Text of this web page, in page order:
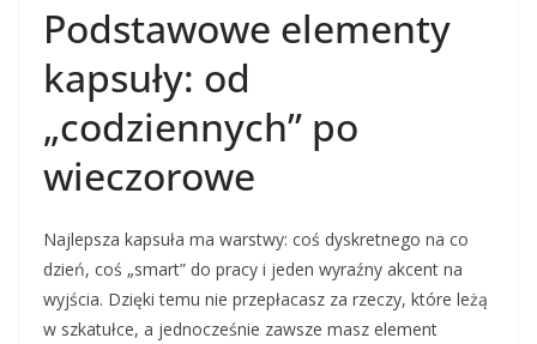
Podstawowe elementy
kapsuły: od
„codziennych” po
wieczorowe
Najlepsza kapsuła ma warstwy: coś dyskretnego na co
dzień, coś „smart” do pracy i jeden wyraźny akcent na
wyjścia. Dzięki temu nie przepłacasz za rzeczy, które leżą
w szkatułce, a jednocześnie zawsze masz element